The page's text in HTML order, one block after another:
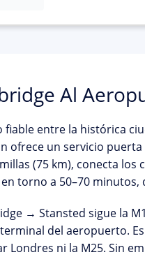
Al
fiable entre la histórica
ofrece un servicio
(75 km), conecta
torno a 50–70
→ Stansted sigue la
del aeropuerto.
Londres ni la M25. Sin